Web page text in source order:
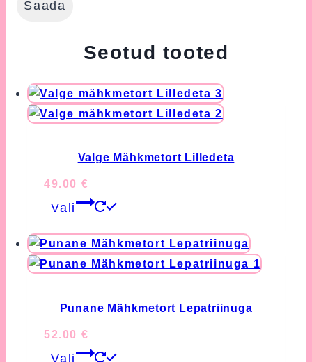
Seotud tooted
Valge Mähkmetort Lilledeta
49.00 €
Vali
has
multiple
variants.
options
Punane Mähkmetort Lepatriinuga
52.00 €
Vali